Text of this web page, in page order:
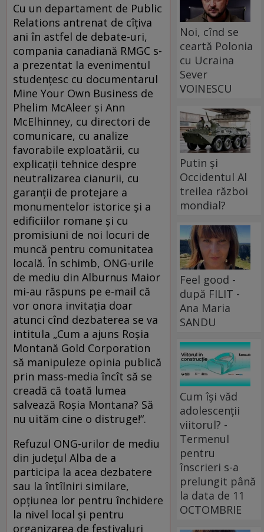
Cu un departament de Public
Relations antrenat de cîţiva
ani în astfel de debate-uri,
compania canadiană RMGC s-
a prezentat la evenimentul
studenţesc cu documentarul
Mine Your Own Business de
Phelim McAleer şi Ann
McElhinney, cu directori de
comunicare, cu analize
favorabile exploatării, cu
explicaţii tehnice despre
neutralizarea cianurii, cu
garanţii de protejare a
monumentelor istorice şi a
edificiilor romane şi cu
promisiuni de noi locuri de
muncă pentru comunitatea
locală. În schimb, ONG-urile
de mediu din Alburnus Maior
mi-au răspuns pe e-mail că
vor onora invitaţia doar
atunci cînd dezbaterea se va
intitula „Cum a ajuns Roşia
Montană Gold Corporation
să manipuleze opinia publică
prin mass-media încît să se
creadă că toată lumea
salvează Roşia Montana? Să
nu uităm cine o distruge!“.
Refuzul ONG-urilor de mediu
din judeţul Alba de a
participa la acea dezbatere
sau la întîlniri similare,
opţiunea lor pentru închidere
la nivel local şi pentru
organizarea de festivaluri
Noi, cînd se
ceartă Polonia
cu Ucraina
Sever
VOINESCU
Putin și
Occidentul Al
treilea război
mondial?
Feel good -
după FILIT -
Ana Maria
SANDU
Cum își văd
adolescenții
viitorul? -
Termenul
pentru
înscrieri s-a
prelungit până
la data de 11
OCTOMBRIE